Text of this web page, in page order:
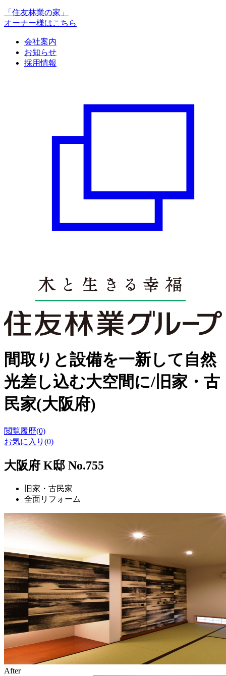
「住友林業の家」
オーナー様はこちら
会社案内
お知らせ
採用情報
間取りと設備を一新して自然
光差し込む大空間に/旧家・古
民家(大阪府)
閲覧履歴(0)
お気に入り(0)
大阪府 K邸 No.755
旧家・古民家
全面リフォーム
After